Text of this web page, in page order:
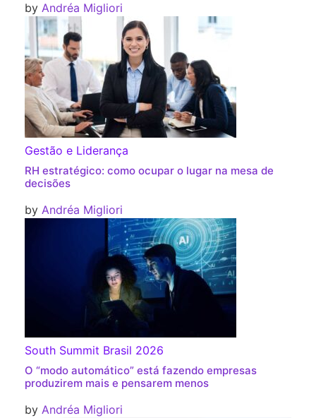
by Andréa Migliori
Gestão e Liderança
RH estratégico: como ocupar o lugar na mesa de
decisões
by Andréa Migliori
South Summit Brasil 2026
O “modo automático” está fazendo empresas
produzirem mais e pensarem menos
by Andréa Migliori